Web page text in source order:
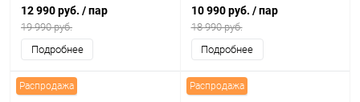
12 990 руб. / пар
19 990 руб.
Подробнее
10 990 руб. / пар
18 990 руб.
Подробнее
Распродажа Распродажа